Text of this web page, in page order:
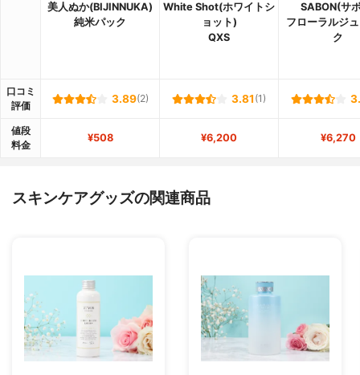
美人ぬか(BIJINNUKA)
純米パック
White Shot(ホワイトシ
ョット)
QXS
SABON(サ
フローラルジ
ク
口コミ
評価
3.89(2) 3.81 (1)
値段
料金
¥508 ¥6,200 ¥6,270
スキンケアグッズの関連商品